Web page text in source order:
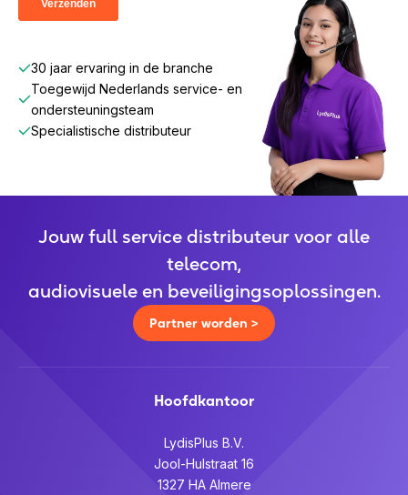
30 jaar ervaring in de branche
Toegewijd Nederlands service- en
ondersteuningsteam
Specialistische distributeur
Jouw full service distributeur voor alle
telecom,
audiovisuele en beveiligingsoplossingen.
Partner worden >
Hoofdkantoor
LydisPlus B.V.
Jool-Hulstraat 16
1327 HA Almere